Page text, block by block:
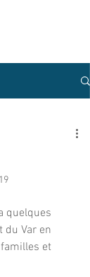
quelques
du Var en
et